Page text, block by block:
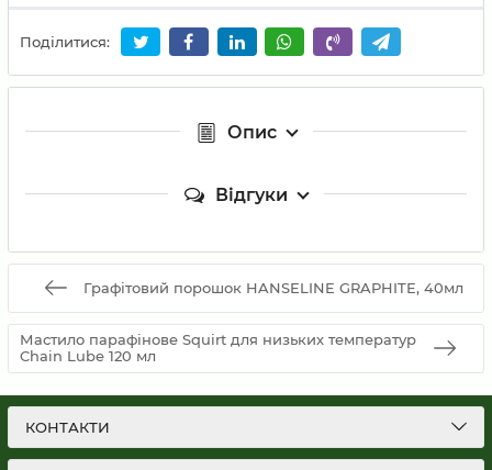
Поділитися:
Опис
Відгуки
Графітовий порошок HANSELINE GRAPHITE, 40мл
Мастило парафінове Squirt для низьких температур
Chain Lube 120 мл
КОНТАКТИ